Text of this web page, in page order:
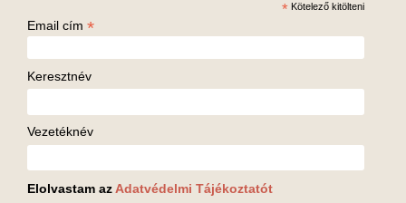
* Kötelező kitölteni
Email cím *
Keresztnév
Vezetéknév
Elolvastam az Adatvédelmi Tájékoztatót